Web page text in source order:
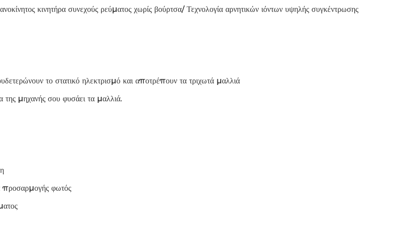
κινητήρα συνεχούς ρεύματος χωρίς βούρτσα/ Τεχνολογία αρνητικών ιόντων υψηλής συγκέντρωσης
το στατικό ηλεκτρισμό και αποτρέπουν τα τριχωτά μαλλιά
της μηχανής σου φυσάει τα μαλλιά.
φωτός